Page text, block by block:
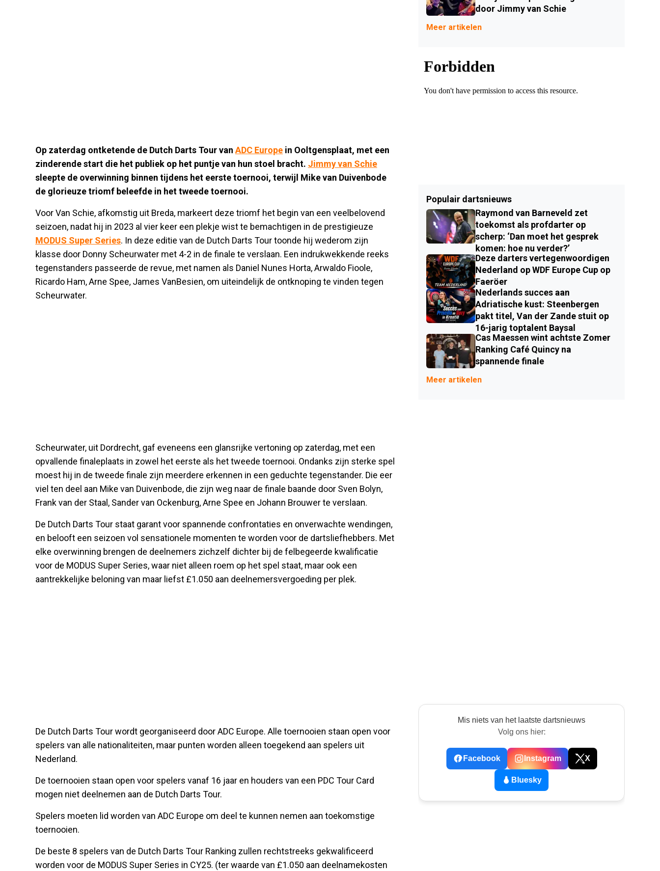
Op zaterdag ontketende de Dutch Darts Tour van ADC Europe in Ooltgensplaat, met een
zinderende start die het publiek op het puntje van hun stoel bracht. Jimmy van Schie
sleepte de overwinning binnen tijdens het eerste toernooi, terwijl Mike van Duivenbode
de glorieuze triomf beleefde in het tweede toernooi.
Voor Van Schie, afkomstig uit Breda, markeert deze triomf het begin van een veelbelovend
seizoen, nadat hij in 2023 al vier keer een plekje wist te bemachtigen in de prestigieuze
MODUS Super Series. In deze editie van de Dutch Darts Tour toonde hij wederom zijn
klasse door Donny Scheurwater met 4-2 in de finale te verslaan. Een indrukwekkende reeks
tegenstanders passeerde de revue, met namen als Daniel Nunes Horta, Arwaldo Fioole,
Ricardo Ham, Arne Spee, James VanBesien, om uiteindelijk de ontknoping te vinden tegen
Scheurwater.
Scheurwater, uit Dordrecht, gaf eveneens een glansrijke vertoning op zaterdag, met een
opvallende finaleplaats in zowel het eerste als het tweede toernooi. Ondanks zijn sterke spel
moest hij in de tweede finale zijn meerdere erkennen in een geduchte tegenstander. Die eer
viel ten deel aan Mike van Duivenbode, die zijn weg naar de finale baande door Sven Bolyn,
Frank van der Staal, Sander van Ockenburg, Arne Spee en Johann Brouwer te verslaan.
De Dutch Darts Tour staat garant voor spannende confrontaties en onverwachte wendingen,
en belooft een seizoen vol sensationele momenten te worden voor de dartsliefhebbers. Met
elke overwinning brengen de deelnemers zichzelf dichter bij de felbegeerde kwalificatie
voor de MODUS Super Series, waar niet alleen roem op het spel staat, maar ook een
aantrekkelijke beloning van maar liefst £1.050 aan deelnemersvergoeding per plek.
De Dutch Darts Tour wordt georganiseerd door ADC Europe. Alle toernooien staan open voor
spelers van alle nationaliteiten, maar punten worden alleen toegekend aan spelers uit
Nederland.
De toernooien staan open voor spelers vanaf 16 jaar en houders van een PDC Tour Card
mogen niet deelnemen aan de Dutch Darts Tour.
Spelers moeten lid worden van ADC Europe om deel te kunnen nemen aan toekomstige
toernooien.
De beste 8 spelers van de Dutch Darts Tour Ranking zullen rechtstreeks gekwalificeerd
worden voor de MODUS Super Series in CY25. (ter waarde van £1.050 aan deelnamekosten
door Jimmy van Schie
Meer artikelen
Populair dartsnieuws
Raymond van Barneveld zet
toekomst als profdarter op
scherp: ‘Dan moet het gesprek
komen: hoe nu verder?’
Deze darters vertegenwoordigen
Nederland op WDF Europe Cup op
Faeröer
Nederlands succes aan
Adriatische kust: Steenbergen
pakt titel, Van der Zande stuit op
16-jarig toptalent Baysal
Cas Maessen wint achtste Zomer
Ranking Café Quincy na
spannende finale
Meer artikelen
Mis niets van het laatste dartsnieuws
Volg ons hier:
Facebook Instagram X
Bluesky